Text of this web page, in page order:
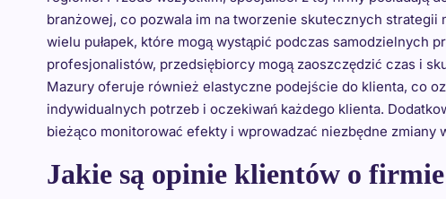
branżowej, co pozwala im na tworzenie skutecznych
wielu pułapek, które mogą wystąpić podczas samodzielnych
profesjonalistów, przedsiębiorcy mogą zaoszczędzić czas i
Mazury oferuje również elastyczne podejście do klienta, co
indywidualnych potrzeb i oczekiwań każdego klienta.
bieżąco monitorować efekty i wprowadzać niezbędne zmiany
Jakie są opinie klientów o